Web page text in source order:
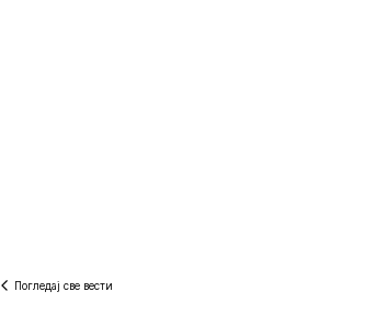
Погледај све вести